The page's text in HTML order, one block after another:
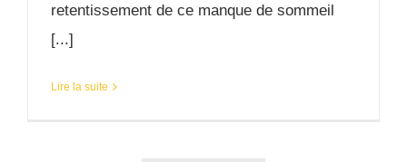
retentissement de ce manque de sommeil
[...]
Lire la suite